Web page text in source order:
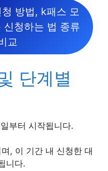
방법, k패스 모
신청하는 법 종류
교
단계별
부터 시작됩니다.
, 이 기간 내 신청한 대
니다.